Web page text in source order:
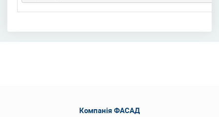
Компанія ФАСАД